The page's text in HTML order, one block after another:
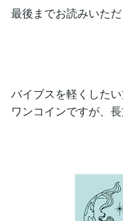
最後までお読みいた
バイブスを軽くした
ワンコインですが、